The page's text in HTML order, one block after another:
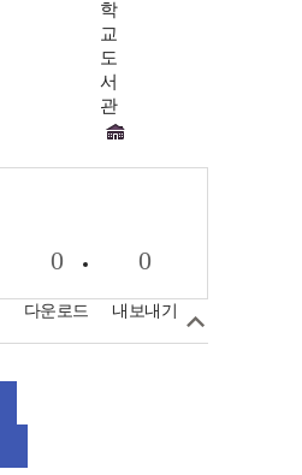
학
교
도
서
관
0
다운로드
0
내보내기